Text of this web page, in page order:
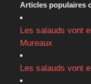
Articles populaires
Les salauds vont
Mureaux
Les salauds vont